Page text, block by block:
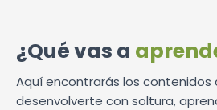
¿Qué vas a
Aquí encontrarás los contenidos
desenvolverte con soltura,